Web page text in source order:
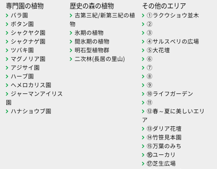
専門園の植物
バラ園
ボタン園
シャクヤク園
シャクナゲ園
ツバキ園
マグノリア園
アジサイ園
ハーブ園
ヘメロカリス園
ジャーマンアイリス
園
ハナショウブ園
歴史の森の植物
古第三紀/新第三紀の植
物
氷期の植物
間氷期の植物
明石型植物群
二次林(長居の里山)
その他のエリア
①ラクウショウ並木
②
③
④サルスベリの広場
⑤大花壇
⑥
⑦
⑧
⑨
⑩ライフガーデン
⑪
⑫春～夏に美しいエリ
ア
⑬ダリア花壇
⑭竹笹見本園
⑮万葉のみち
⑯ユーカリ
⑰芝生広場